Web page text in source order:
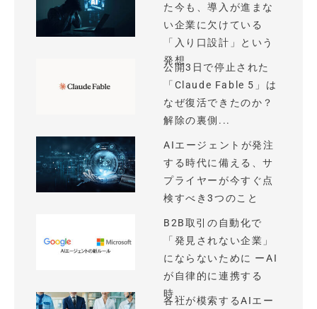
た今も、導入が進まな
い企業に欠けている
「入り口設計」という
発想
公開3日で停止された
「Claude Fable 5」は
なぜ復活できたのか？
解除の裏側...
AIエージェントが発注
する時代に備える、サ
プライヤーが今すぐ点
検すべき3つのこと
B2B取引の自動化で
「発見されない企業」
にならないために ーAI
が自律的に連携する
時...
各社が模索するAIエー